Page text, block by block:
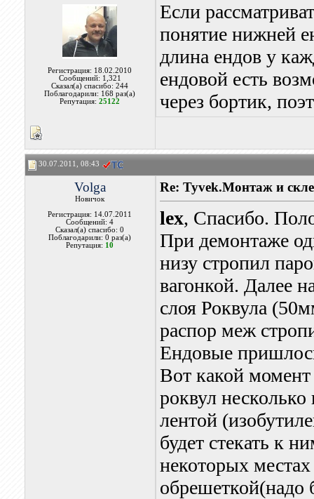
Регистрация: 18.02.2010
Сообщений: 1,321
Сказал(а) спасибо: 244
Поблагодарили: 168 раз(а)
Репутация:25122
Если
понятие нижней
длина ендов у
ендовой есть
через бортик,
30.07.2011, 08:43
Volga
Новичок
Регистрация: 14.07.2011
Сообщений: 4
Сказал(а) спасибо: 0
Поблагодарили: 0 раз(а)
Репутация: 10
Re: Tyvek.Монтаж и
lex, Спасибо.
При демонтаже
низу стропил
вагонкой. Далее
слоя Роквула
распор меж
Ендовые
Вот какой момент
роквул
лентой
будет стекать к
некоторых местах
обрешеткой(надо